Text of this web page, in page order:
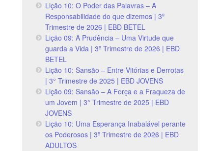
Lição 10: O Poder das Palavras – A
Responsabilidade do que dizemos | 3º
Trimestre de 2026 | EBD BETEL
Lição 09: A Prudência – Uma Virtude que
guarda a Vida | 3º Trimestre de 2026 | EBD
BETEL
Lição 10: Sansão – Entre Vitórias e Derrotas
| 3° Trimestre de 2025 | EBD JOVENS
Lição 09: Sansão – A Força e a Fraqueza de
um Jovem | 3° Trimestre de 2025 | EBD
JOVENS
Lição 10: Uma Esperança Inabalável perante
os Poderosos | 3º Trimestre de 2026 | EBD
ADULTOS